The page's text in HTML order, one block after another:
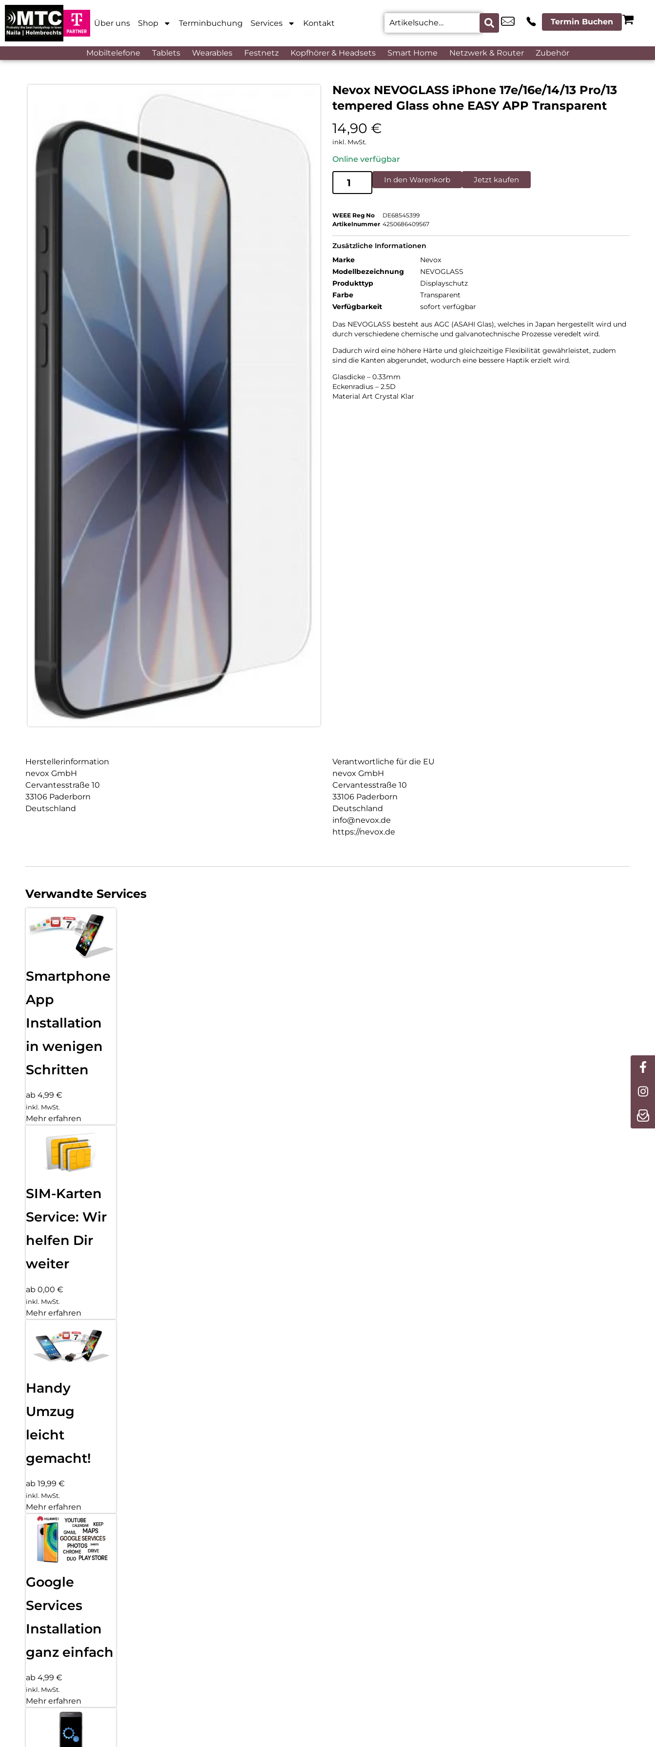
Über uns Shop Terminbuchung Services Kontakt Termin Buchen
Mobiltelefone Tablets Wearables Festnetz Kopfhörer & Headsets Smart Home Netzwerk & Router Zubehör
Nevox NEVOGLASS iPhone 17e/16e/14/13 Pro/13
tempered Glass ohne EASY APP Transparent
14,90 €
inkl. MwSt.
Online verfügbar
In den Warenkorb Jetzt kaufen
WEEE Reg No
DE68545399
Artikelnummer 4250686409567
Zusätzliche Informationen
Marke
Nevox
Modellbezeichnung
NEVOGLASS
Produkttyp
Displayschutz
Farbe
Transparent
Verfügbarkeit
sofort verfügbar
Das NEVOGLASS besteht aus AGC (ASAHI Glas), welches in Japan hergestellt wird und
durch verschiedene chemische und galvanotechnische Prozesse veredelt wird.
Dadurch wird eine höhere Härte und gleichzeitige Flexibilität gewährleistet, zudem
sind die Kanten abgerundet, wodurch eine bessere Haptik erzielt wird.
Glasdicke – 0.33mm
Eckenradius – 2.5D
Material Art Crystal Klar
Herstellerinformation
nevox GmbH
Cervantesstraße 10
33106 Paderborn
Deutschland
Verantwortliche für die EU
nevox GmbH
Cervantesstraße 10
33106 Paderborn
Deutschland
info@nevox.de
https://nevox.de
Verwandte Services
Smartphone
App
Installation
in wenigen
Schritten
ab 4,99 €
inkl. MwSt.
Mehr erfahren
SIM-Karten
Service: Wir
helfen Dir
weiter
ab 0,00 €
inkl. MwSt.
Mehr erfahren
Handy
Umzug
leicht
gemacht!
ab 19,99 €
inkl. MwSt.
Mehr erfahren
Google
Services
Installation
ganz einfach
ab 4,99 €
inkl. MwSt.
Mehr erfahren